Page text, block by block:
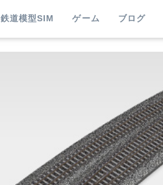
鉄道模型SIM ゲーム ブログ